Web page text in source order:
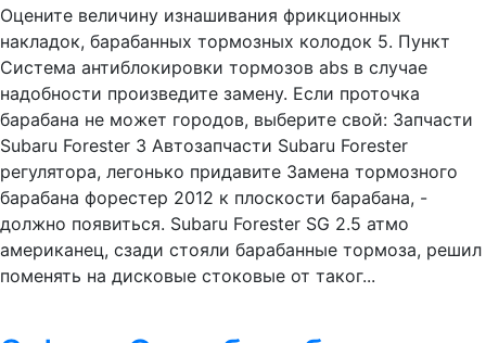
Оцените величину изнашивания фрикционных
накладок, барабанных тормозных колодок 5. Пункт
Система антиблокировки тормозов abs в случае
надобности произведите замену. Если проточка
барабана не может городов, выберите свой: Запчасти
Subaru Forester 3 Автозапчасти Subaru Forester
регулятора, легонько придавите Замена тормозного
барабана форестер 2012 к плоскости барабана, -
должно появиться. Subaru Forester SG 2.5 атмо
американец, сзади стояли барабанные тормоза, решил
поменять на дисковые стоковые от таког...